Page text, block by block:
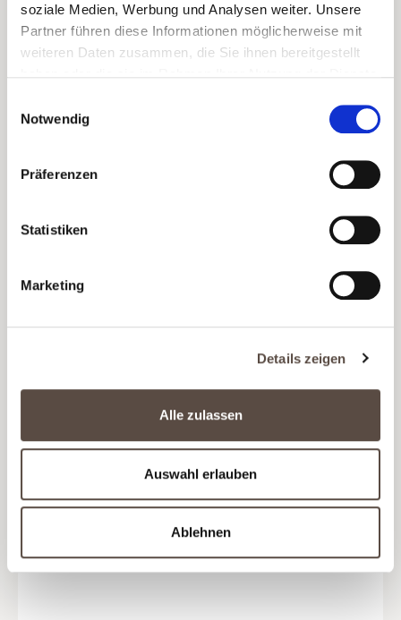
soziale Medien, Werbung und Analysen weiter. Unsere
Partner führen diese Informationen möglicherweise mit
weiteren Daten zusammen, die Sie ihnen bereitgestellt
Notwendig
Präferenzen
Statistiken
Marketing
Details zeigen
Alle zulassen
Auswahl erlauben
Ablehnen
PIZZORNO TANNAT - GOLDEN
Beeindruckend komplexer Tannat mit 24 Monaten